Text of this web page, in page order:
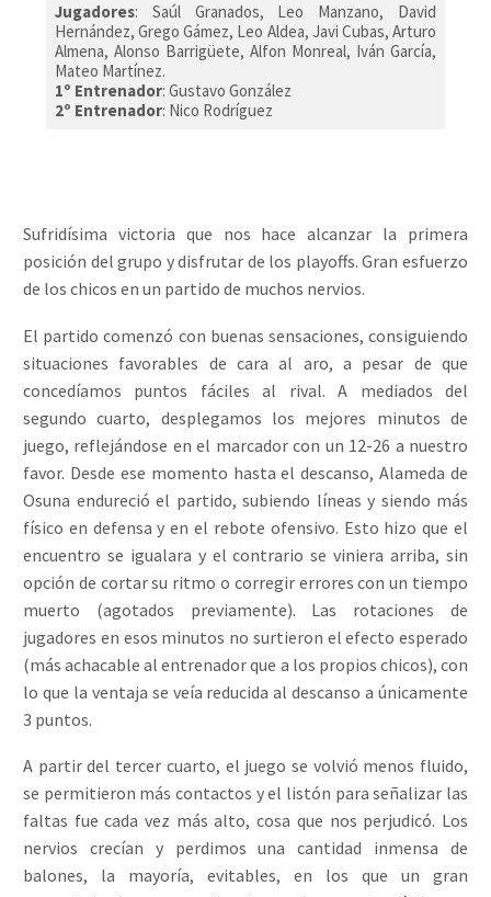
Jugadores: Saúl Granados, Leo Manzano, David
Hernández, Grego Gámez, Leo Aldea, Javi Cubas, Arturo
Almena, Alonso Barrigüete, Alfon Monreal, Iván García,
Mateo Martínez.
1º Entrenador: Gustavo González
2º Entrenador: Nico Rodríguez
Sufridísima victoria que nos hace alcanzar la primera
posición del grupo y disfrutar de los playoffs. Gran esfuerzo
de los chicos en un partido de muchos nervios.
El partido comenzó con buenas sensaciones, consiguiendo
situaciones favorables de cara al aro, a pesar de que
concedíamos puntos fáciles al rival. A mediados del
segundo cuarto, desplegamos los mejores minutos de
juego, reflejándose en el marcador con un 12-26 a nuestro
favor. Desde ese momento hasta el descanso, Alameda de
Osuna endureció el partido, subiendo líneas y siendo más
físico en defensa y en el rebote ofensivo. Esto hizo que el
encuentro se igualara y el contrario se viniera arriba, sin
opción de cortar su ritmo o corregir errores con un tiempo
muerto (agotados previamente). Las rotaciones de
jugadores en esos minutos no surtieron el efecto esperado
(más achacable al entrenador que a los propios chicos), con
lo que la ventaja se veía reducida al descanso a únicamente
3 puntos.
A partir del tercer cuarto, el juego se volvió menos fluido,
se permitieron más contactos y el listón para señalizar las
faltas fue cada vez más alto, cosa que nos perjudicó. Los
nervios crecían y perdimos una cantidad inmensa de
balones, la mayoría, evitables, en los que un gran